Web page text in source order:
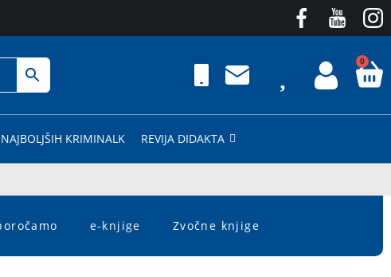
0
KRIMINALK REVIJA DIDAKTA
e-knjige Zvočne knjige